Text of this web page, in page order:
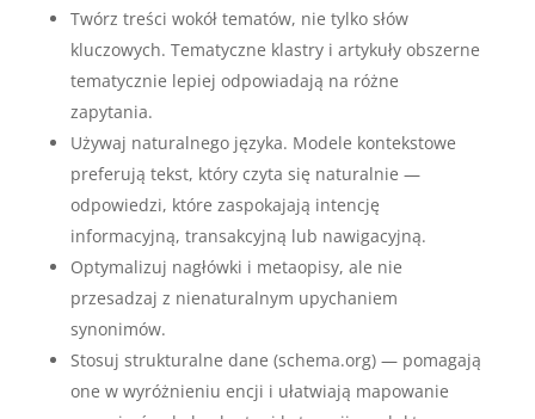
Twórz treści wokół tematów, nie tylko słów
kluczowych. Tematyczne klastry i artykuły obszerne
tematycznie lepiej odpowiadają na różne
zapytania.
Używaj naturalnego języka. Modele kontekstowe
preferują tekst, który czyta się naturalnie —
odpowiedzi, które zaspokajają intencję
informacyjną, transakcyjną lub nawigacyjną.
Optymalizuj nagłówki i metaopisy, ale nie
przesadzaj z nienaturalnym upychaniem
synonimów.
Stosuj strukturalne dane (schema.org) — pomagają
one w wyróżnieniu encji i ułatwiają mapowanie